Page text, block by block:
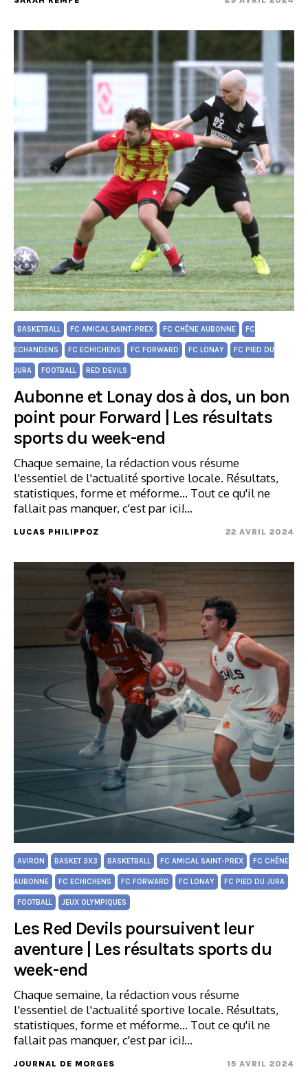
BASKETBALL FC AMICAL SAINT-PREX FC CHÊNE AUBONNE FC
ECHANDENS FC ECHICHENS FC FORWARD FC LONAY FC PIED DU
JURA FOOTBALL RED DEVILS
Aubonne et Lonay dos à dos, un bon
point pour Forward | Les résultats
sports du week-end
Chaque semaine, la rédaction vous résume
l'essentiel de l'actualité sportive locale. Résultats,
statistiques, forme et méforme... Tout ce qu'il ne
fallait pas manquer, c'est par ici!…
LUCAS PHILIPPOZ 22 AVRIL 2024
AVIRON BASKET 3X3 BASKETBALL FC AMICAL SAINT-PREX FC CHÊNE
AUBONNE FC ECHICHENS FC FORWARD FC LONAY FC PIED DU JURA
FOOTBALL JEUX OLYMPIQUES
Les Red Devils poursuivent leur
aventure | Les résultats sports du
week-end
Chaque semaine, la rédaction vous résume
l'essentiel de l'actualité sportive locale. Résultats,
statistiques, forme et méforme... Tout ce qu'il ne
fallait pas manquer, c'est par ici!…
JOURNAL DE MORGES 15 AVRIL 2024